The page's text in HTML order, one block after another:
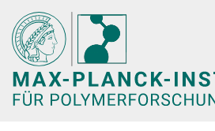
Hauptinhalt